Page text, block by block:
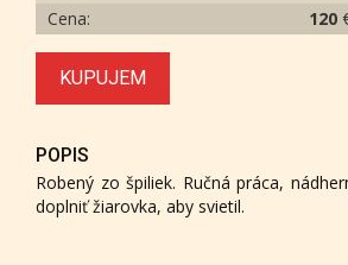
Cena:
120
KUPUJEM
POPIS
Robený zo špiliek. Ručná práca,
doplniť žiarovka, aby svietil.